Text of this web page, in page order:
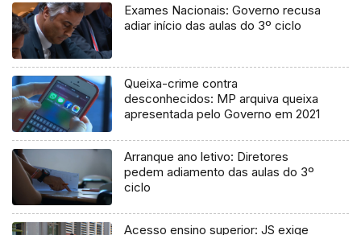
Exames Nacionais: Governo recusa
adiar início das aulas do 3º ciclo
Queixa-crime contra
desconhecidos: MP arquiva queixa
apresentada pelo Governo em 2021
Arranque ano letivo: Diretores
pedem adiamento das aulas do 3º
ciclo
Acesso ensino superior: JS exige